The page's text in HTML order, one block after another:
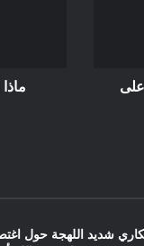
على
شديد اللهجة حول